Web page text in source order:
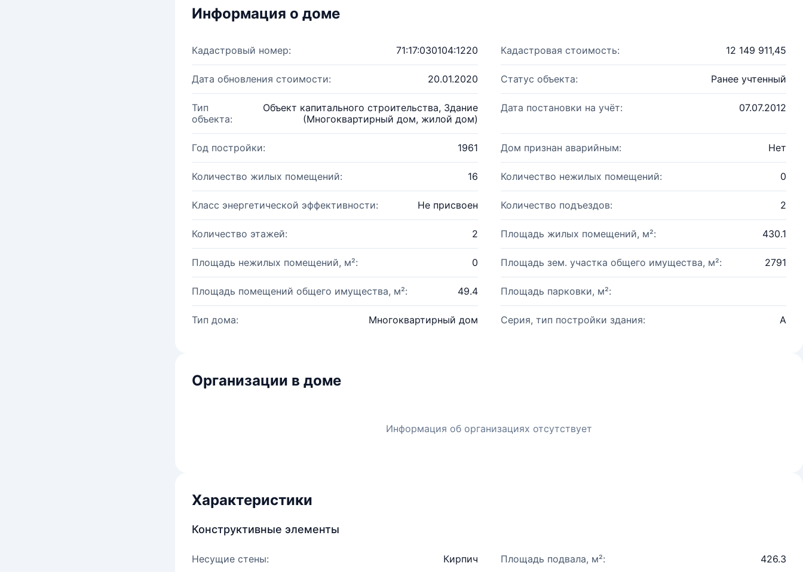
Информация о доме
Кадастровый номер: 71:17:030104:1220 Кадастровая стоимость: 12 149 911,45
Дата обновления стоимости: 20.01.2020 Статус объекта: Ранее учтенный
Тип
объекта:
Объект капитального строительства, Здание
(Многоквартирный дом, жилой дом)
Дата постановки на учёт: 07.07.2012
Год постройки: 1961 Дом признан аварийным: Нет
Количество жилых помещений: 16 Количество нежилых помещений: 0
Класс энергетической эффективности: Не присвоен Количество подъездов: 2
Количество этажей: 2 Площадь жилых помещений, м²: 430.1
Площадь нежилых помещений, м²: 0 Площадь зем. участка общего имущества, м²: 2791
Площадь помещений общего имущества, м²: 49.4 Площадь парковки, м²:
Тип дома: Многоквартирный дом Серия, тип постройки здания: А
Организации в доме
Информация об организациях отсутствует
Характеристики
Конструктивные элементы
Несущие стены: Кирпич Площадь подвала, м²: 426.3